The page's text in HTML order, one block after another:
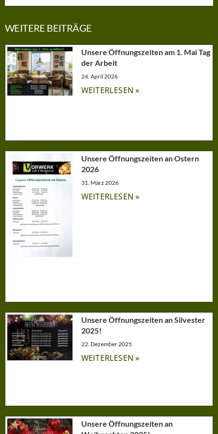
WEITERE BEITRÄGE
Unsere Öffnungszeiten am 1. Mai Tag
der Arbeit
24. April 2026
WEITERLESEN »
Unsere Öffnungszeiten an Ostern
2026
31. März 2026
WEITERLESEN »
Unsere Öffnungszeiten an Silvester
2025!
22. Dezember 2025
WEITERLESEN »
Unsere Öffnungszeiten an